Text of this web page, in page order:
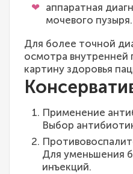
аппаратная
мочевого
Для более точной
осмотра внутренней
картину здоровья
Применение
Выбор
Для уменьшения
инъекций.